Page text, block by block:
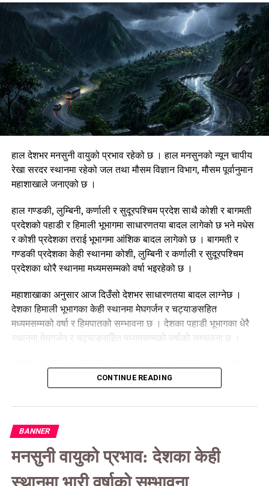
हाल देशभर मनसुनी वायुको प्रभाव रहेको छ । हाल मनसुनको न्यून चापीय
रेखा सरदर स्थानमा रहेको जल तथा मौसम विज्ञान विभाग, मौसम पूर्वानुमान
महाशाखाले जनाएको छ ।
हाल गण्डकी, लुम्बिनी, कर्णाली र सुदूरपश्चिम प्रदेश साथै कोशी र बागमती
प्रदेशको पहाडी र हिमाली भूभागमा साधारणतया बादल लागेको छ भने मधेस
र कोशी प्रदेशका तराई भूभागमा आंशिक बादल लागेको छ । बागमती र
गण्डकी प्रदेशका केही स्थानमा कोशी, लुम्बिनी र कर्णाली र सुदूरपश्चिम
प्रदेशका थोरै स्थानमा मध्यमसम्मको वर्षा भइरहेको छ ।
महाशाखाका अनुसार आज दिउँसो देशभर साधारणतया बादल लाग्नेछ ।
देशका हिमाली भूभागका केही स्थानमा मेघगर्जन र चट्याङसहित
मध्यमसम्मको वर्षा र हिमपातको सम्भावना छ । देशका पहाडी भूभागका धेरै
स्थानमा मेघगर्जन र चट्याङसहित मध्यमसम्मको वर्षाको सम्भावना छ ।
कोशी, बागमती, गण्डकी, लुम्बिनी प्रदेशका तराईका केही स्थान र मधेश
प्रदेश तथा सुदूरपश्चिमको तराई भूभागका थोरै स्थानमा मेघगर्जन र
प्रदेशका पहाडी तथा तराई भूभागका साथै कोशी र लुम्बिनी प्रदेशका पहाडी
भूभागको एकदुई स्थानमा भारी वर्षाको सम्भावना रहेको छ ।
त्यसैगरी आज राति देशभर साधारणतया बादल लाग्नेछ । कोशी, बागमती र
गण्डकी प्रदेशका हिमाली भूभागका केही स्थानमा तथा लुम्बिनी, कर्णाली र
सुदूरपश्चिम प्रदेशका हिमाली भूभागका थोरै स्थानमा मेघगर्जन र
CONTINUE READING
BANNER
मनसुनी वायुको प्रभाव: देशका केही